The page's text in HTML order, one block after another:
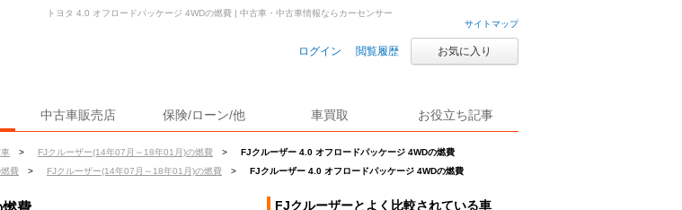
サイトマップ
ログイン 閲覧履歴 お気に入り
中古車販売店 保険/ローン/他 車買取 お役立ち記事
> FJクルーザー(14年07月～18年01月)の燃費 >
FJクルーザー 4.0 オフロードパッケージ 4WDの燃費
費 > FJクルーザー(14年07月～18年01月)の燃費 > FJクルーザー 4.0 オフロードパッケージ 4WDの燃費
トヨタ 4.0 オフロードパッケージ 4WDの燃費 | 中古車・中古車情報ならカーセンサー
FJクルーザーとよく比較されている車